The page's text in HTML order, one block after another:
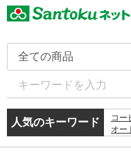
人気のキーワード コー
オー